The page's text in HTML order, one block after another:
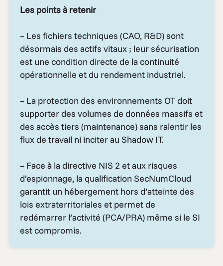
Les points à retenir
– Les fichiers techniques (CAO, R&D) sont
désormais des actifs vitaux ; leur sécurisation
est une condition directe de la continuité
opérationnelle et du rendement industriel.
– La protection des environnements OT doit
supporter des volumes de données massifs et
des accès tiers (maintenance) sans ralentir les
flux de travail ni inciter au Shadow IT.
– Face à la directive NIS 2 et aux risques
d’espionnage, la qualification SecNumCloud
garantit un hébergement hors d’atteinte des
lois extraterritoriales et permet de
redémarrer l’activité (PCA/PRA) même si le SI
est compromis.